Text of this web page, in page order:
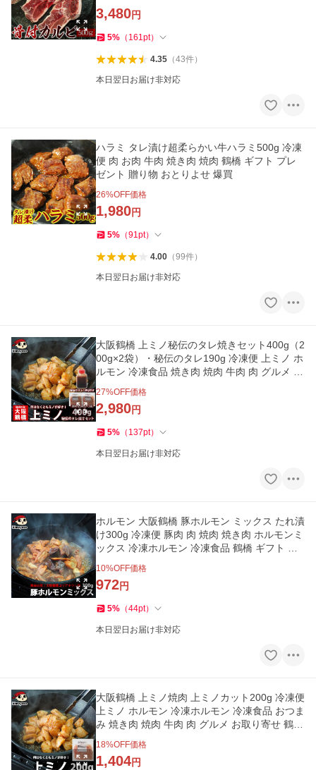
3,480円
5% （ 161pt）
4.35（43件）
本日翌日お届け非対応
ハラミ タレ漬け超柔らかい牛ハラミ500g 冷凍
便 肉 お肉 牛肉 焼き肉 焼肉 鶴橋 ギフト プレ
ゼント 贈り物 おとりよせ 爆買
26%OFF価格
1,980円
5% （91pt）
4.00（99件）
本日翌日お届け非対応
大阪鶴橋 上ミノ秘伝のタレ焼きセット400g（2
00g×2袋）・秘伝のタレ190g 冷凍便 上ミノ ホ
ルモン 冷凍食品 焼き肉 焼肉 牛肉 肉 グルメ お
27%OFF価格
2,980円
5% （ 137pt）
本日翌日お届け非対応
ホルモン 大阪鶴橋 豚ホルモン ミックス たれ漬
け300g 冷凍便 豚肉 肉 焼肉 焼き肉 ホルモンミ
ックス 冷凍ホルモン 冷凍食品 鶴橋 ギフト お
10%OFF価格
972円
5% （44pt）
本日翌日お届け非対応
大阪鶴橋 上ミノ焼肉 上ミノカット200g 冷凍便
上ミノ ホルモン 冷凍ホルモン 冷凍食品 おつま
み 焼き肉 焼肉 牛肉 肉 グルメ お取り寄せ 鶴橋
18%OFF価格
1,404円